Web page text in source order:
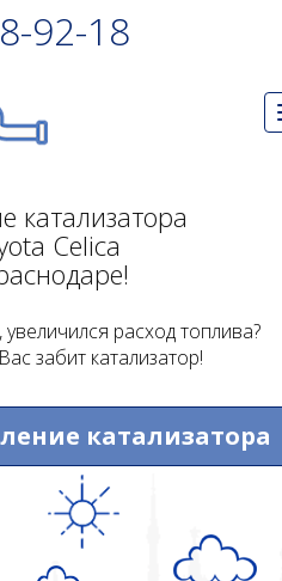
92-18
катализатора
Celica
расход топлива?
забит катализатор!
катализатора